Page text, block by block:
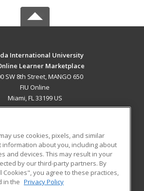
International University
Learner Marketplace
SW 8th Street, MANGO 650
FIU Online
Miami, FL 33199 US
RESOURCES
Student Blog
use cookies, pixels, and similar
information about you, including about
and devices. This may result in your
by our third-party partners. By
Cookies", you agree to these practices,
in the Privacy Policy